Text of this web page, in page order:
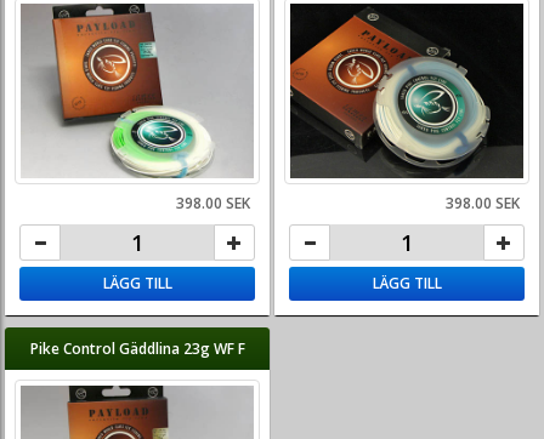
398.00 SEK
LÄGG TILL
398.00 SEK
LÄGG TILL
Pike Control Gäddlina 23g WF F